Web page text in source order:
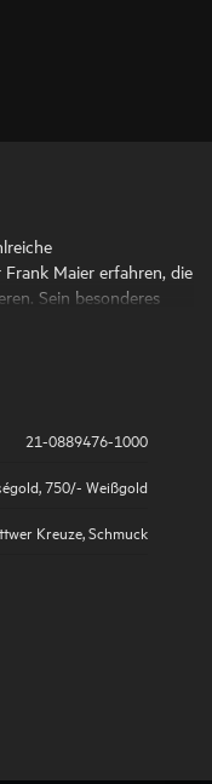
Maier erfahren, die
Sein besonderes
das Kreuz zu einem
21-0889476-1000
750/- Weißgold
Kreuze Schmuck